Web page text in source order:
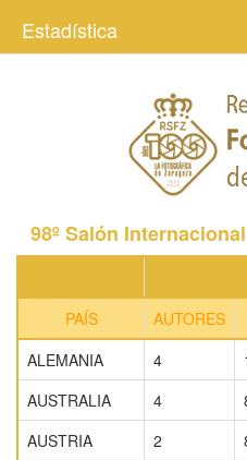
Estadística
98º Salón
PAÍS
AUTORES
ALEMANIA
4
AUSTRALIA
4
AUSTRIA
2